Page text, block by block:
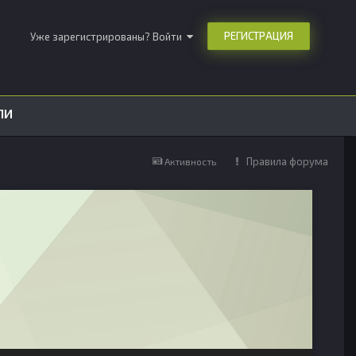
Уже зарегистрированы? Войти РЕГИСТРАЦИЯ
Активность Правила форума